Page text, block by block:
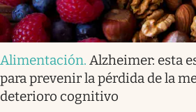
Alimentación. Alzheimer: esta
para prevenir la pérdida de la
deterioro cognitivo